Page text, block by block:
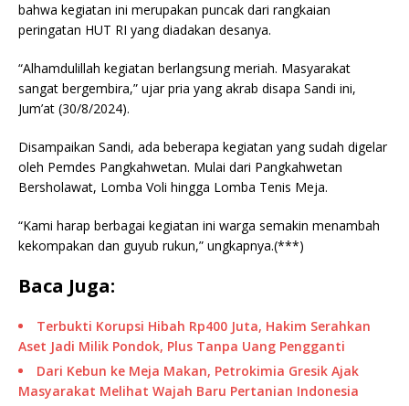
bahwa kegiatan ini merupakan puncak dari rangkaian
peringatan HUT RI yang diadakan desanya.
“Alhamdulillah kegiatan berlangsung meriah. Masyarakat
sangat bergembira,” ujar pria yang akrab disapa Sandi ini,
Jum’at (30/8/2024).
Disampaikan Sandi, ada beberapa kegiatan yang sudah digelar
oleh Pemdes Pangkahwetan. Mulai dari Pangkahwetan
Bersholawat, Lomba Voli hingga Lomba Tenis Meja.
“Kami harap berbagai kegiatan ini warga semakin menambah
kekompakan dan guyub rukun,” ungkapnya.(***)
Baca Juga:
Terbukti Korupsi Hibah Rp400 Juta, Hakim Serahkan
Aset Jadi Milik Pondok, Plus Tanpa Uang Pengganti
Dari Kebun ke Meja Makan, Petrokimia Gresik Ajak
Masyarakat Melihat Wajah Baru Pertanian Indonesia